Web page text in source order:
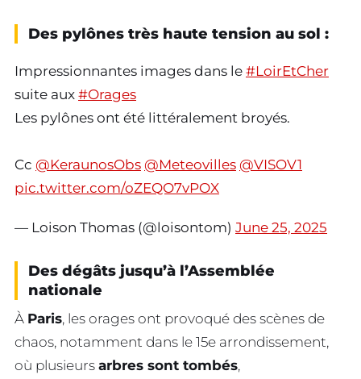
Des pylônes très haute tension au sol :
Impressionnantes images dans le #LoirEtCher
suite aux #Orages
Les pylônes ont été littéralement broyés.
Cc @KeraunosObs @Meteovilles @VISOV1
pic.twitter.com/oZEQO7vPOX
— Loison Thomas (@loisontom) June 25, 2025
Des dégâts jusqu’à l’Assemblée
nationale
À Paris, les orages ont provoqué des scènes de
chaos, notamment dans le 15e arrondissement,
où plusieurs arbres sont tombés,